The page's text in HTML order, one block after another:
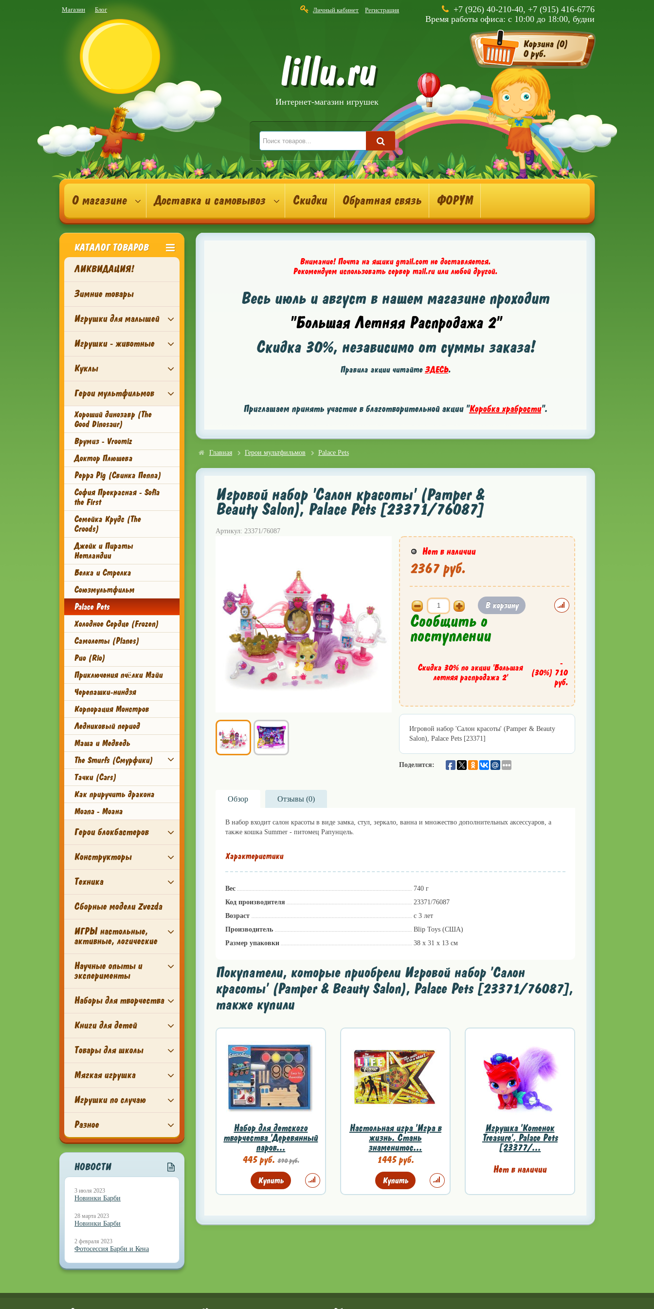
Магазин Блог Личный кабинет Регистрация
+7 (926) 40-210-40, +7 (915) 416-6776
Время работы офиса: с 10:00 до 18:00, будни
lillu.ru
Интернет-магазин игрушек
Корзина (0)
0 руб.
О магазине Доставка и самовывоз Скидки Обратная связь ФОРУМ
КАТАЛОГ ТОВАРОВ
ЛИКВИДАЦИЯ!
Зимние товары
Игрушки для малышей
Игрушки - животные
Куклы
Герои мультфильмов
Хороший динозавр (The
Good Dinosaur)
Врумиз - Vroomiz
Доктор Плюшева
Peppa Pig (Свинка Пеппа)
София Прекрасная - Sofia
the First
Семейка Крудс (The
Croods)
Джейк и Пираты
Нетландии
Белка и Стрелка
Союзмультфильм
Palace Pets
Холодное Сердце (Frozen)
Самолеты (Planes)
Рио (Rio)
Приключения пчёлки Майи
Черепашки-ниндзя
Корпорация Монстров
Ледниковый период
Маша и Медведь
The Smurfs (Смурфики)
Тачки (Cars)
Как приручить дракона
Moana - Моана
Герои блокбастеров
Конструкторы
Техника
Сборные модели Zvezda
ИГРЫ настольные,
активные, логические
Научные опыты и
эксперименты
Наборы для творчества
Книги для детей
Товары для школы
Мягкая игрушка
Игрушки по случаю
Разное
НОВОСТИ
3 июля 2023
Новинки Барби
28 марта 2023
Новинки Барби
2 февраля 2023
Фотосессия Барби и Кена
Внимание! Почта на ящики gmail.com не доставляется.
Рекомендуем использовать сервер mail.ru или любой другой.
Весь июль и август в нашем магазине проходит
"Большая Летняя Распродажа 2"
Скидка 30%, независимо от суммы заказа!
Правила акции читайтеЗДЕСЬ.
Приглашаем принять участие в благотворительной акции "Коробка храбрости".
Главная Герои мультфильмов Palace Pets
Игровой набор 'Салон красоты' (Pamper &
Beauty Salon), Palace Pets [23371/76087]
Артикул: 23371/76087
Нет в наличии
2367 руб.
В корзину
Сообщить о
поступлении
Скидка 30% по акции 'Большая
летняя распродажа 2'
(30%)
-
710
руб.
Игровой набор 'Салон красоты' (Pamper & Beauty
Salon), Palace Pets [23371]
Поделится:
Обзор Отзывы (0)
В набор входит салон красоты в виде замка, стул, зеркало, ванна и множество дополнительных аксессуаров, а
также кошка Summer - питомец Рапунцель.
Характеристики
Вес
740 г
Код производителя
23371/76087
Возраст
c 3 лет
Производитель
Blip Toys (США)
Размер упаковки
38 x 31 x 13 см
Покупатели, которые приобрели Игровой набор 'Салон
красоты' (Pamper & Beauty Salon), Palace Pets [23371/76087],
также купили
Набор для детского
творчества 'Деревянный
паров...
445 руб. 890 руб.
Купить
Настольная игра 'Игра в
жизнь. Стань
знаменитос...
1445 руб.
Купить
Игрушка 'Котенок
Treasure', Palace Pets
[23377/...
Нет в наличии